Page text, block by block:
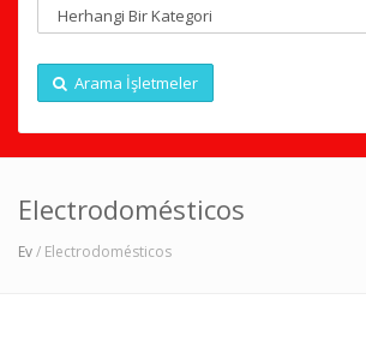
Arama İşletmeler
Electrodomésticos
Ev/ Electrodomésticos